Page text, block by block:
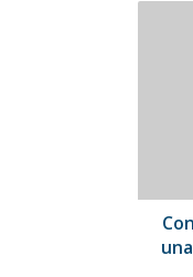
borde